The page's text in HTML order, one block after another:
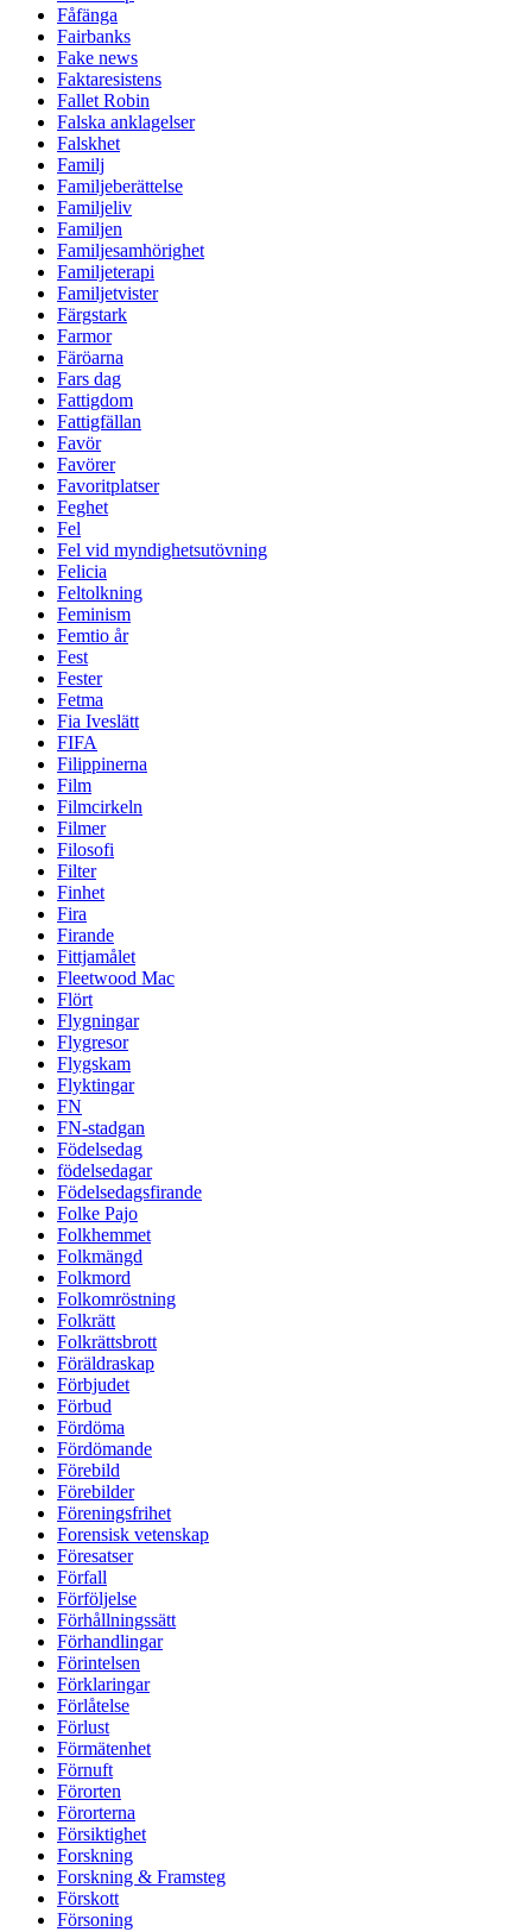
Fåfänga
Fairbanks
Fake news
Faktaresistens
Fallet Robin
Falska anklagelser
Falskhet
Familj
Familjeberättelse
Familjeliv
Familjen
Familjesamhörighet
Familjeterapi
Familjetvister
Färgstark
Farmor
Färöarna
Fars dag
Fattigdom
Fattigfällan
Favör
Favörer
Favoritplatser
Feghet
Fel
Fel vid myndighetsutövning
Felicia
Feltolkning
Feminism
Femtio år
Fest
Fester
Fetma
Fia Iveslätt
FIFA
Filippinerna
Film
Filmcirkeln
Filmer
Filosofi
Filter
Finhet
Fira
Firande
Fittjamålet
Fleetwood Mac
Flört
Flygningar
Flygresor
Flygskam
Flyktingar
FN
FN-stadgan
Födelsedag
födelsedagar
Födelsedagsfirande
Folke Pajo
Folkhemmet
Folkmängd
Folkmord
Folkomröstning
Folkrätt
Folkrättsbrott
Föräldraskap
Förbjudet
Förbud
Fördöma
Fördömande
Förebild
Förebilder
Föreningsfrihet
Forensisk vetenskap
Föresatser
Förfall
Förföljelse
Förhållningssätt
Förhandlingar
Förintelsen
Förklaringar
Förlåtelse
Förlust
Förmätenhet
Förnuft
Förorten
Förorterna
Försiktighet
Forskning
Forskning & Framsteg
Förskott
Försoning